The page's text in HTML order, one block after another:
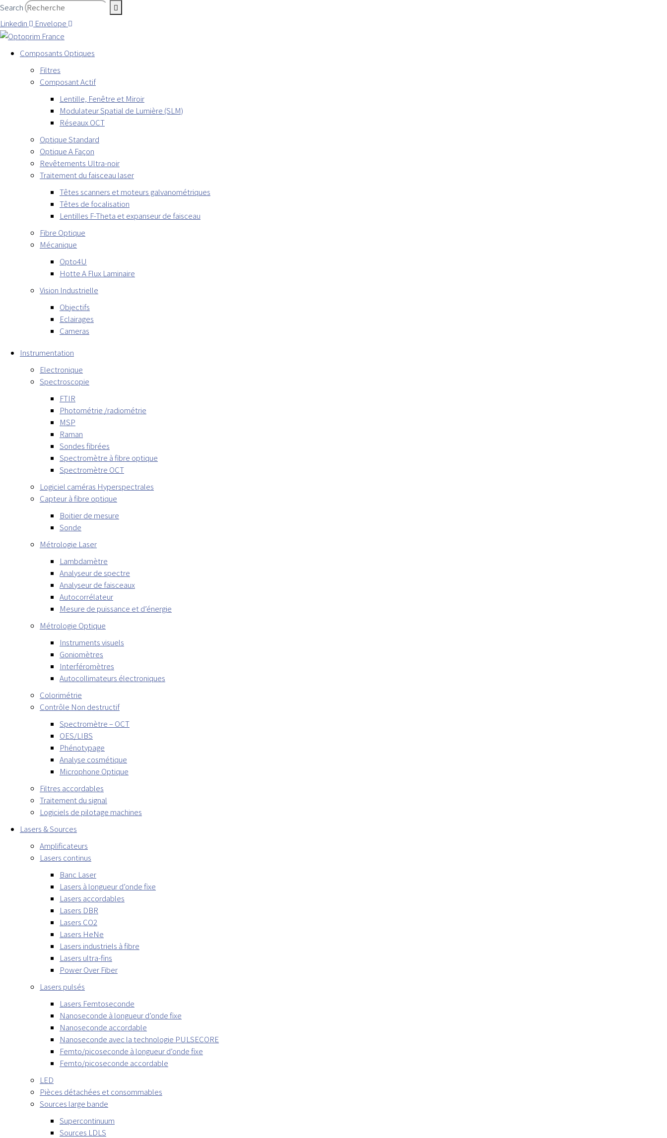
Search
Linkedin
Envelope
Composants Optiques
Filtres
Composant Actif
Lentille, Fenêtre et Miroir
Modulateur Spatial de Lumière (SLM)
Réseaux OCT
Optique Standard
Optique A Façon
Revêtements Ultra-noir
Traitement du faisceau laser
Têtes scanners et moteurs galvanométriques
Têtes de focalisation
Lentilles F-Theta et expanseur de faisceau
Fibre Optique
Mécanique
Opto4U
Hotte A Flux Laminaire
Vision Industrielle
Objectifs
Eclairages
Cameras
Instrumentation
Electronique
Spectroscopie
FTIR
Photométrie /radiométrie
MSP
Raman
Sondes fibrées
Spectromètre à fibre optique
Spectromètre OCT
Logiciel caméras Hyperspectrales
Capteur à fibre optique
Boitier de mesure
Sonde
Métrologie Laser
Lambdamètre
Analyseur de spectre
Analyseur de faisceaux
Autocorrélateur
Mesure de puissance et d’énergie
Métrologie Optique
Instruments visuels
Goniomètres
Interféromètres
Autocollimateurs électroniques
Colorimétrie
Contrôle Non destructif
Spectromètre – OCT
OES/LIBS
Phénotypage
Analyse cosmétique
Microphone Optique
Filtres accordables
Traitement du signal
Logiciels de pilotage machines
Lasers & Sources
Amplificateurs
Lasers continus
Banc Laser
Lasers à longueur d’onde fixe
Lasers accordables
Lasers DBR
Lasers CO2
Lasers HeNe
Lasers industriels à fibre
Lasers ultra-fins
Power Over Fiber
Lasers pulsés
Lasers Femtoseconde
Nanoseconde à longueur d’onde fixe
Nanoseconde accordable
Nanoseconde avec la technologie PULSECORE
Femto/picoseconde à longueur d’onde fixe
Femto/picoseconde accordable
LED
Pièces détachées et consommables
Sources large bande
Supercontinuum
Sources LDLS